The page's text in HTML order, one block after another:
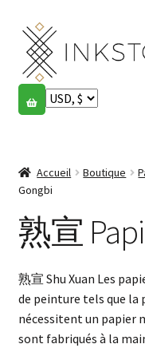
Aller
la
navigation
Aller
au
contenu
Boutique
English
Español
Communauté
Mon compte
Accueil Boutique
Gongbi
熟宣
熟宣 Shu Xuan Les
de peinture tels que la
nécessitent un papier
sont fabriqués à la